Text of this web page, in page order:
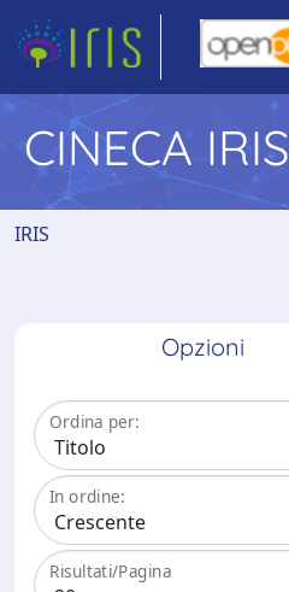
CINECA IRIS
IRIS
Opzioni
Ordina per:
In ordine:
Risultati/Pagina